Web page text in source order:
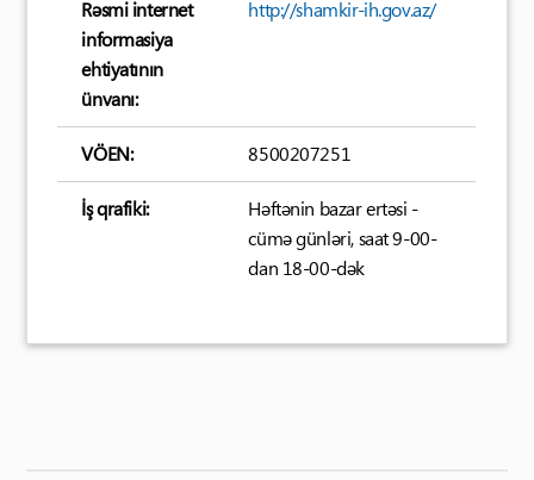
Rəsmi internet
informasiya
ehtiyatının
ünvanı:
http://shamkir-ih.gov.az/
VÖEN: 8500207251
İş qrafiki:
Həftənin bazar ertəsi -
cümə günləri, saat 9-00-
dan 18-00-dək